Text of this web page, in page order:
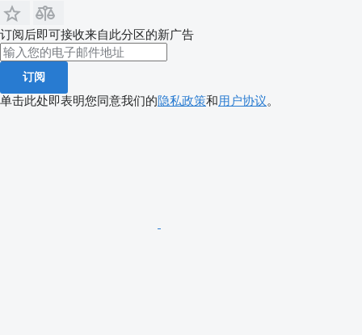
订阅后即可接收来自此分区的新广告
订阅
单击此处即表明您同意我们的隐私政策和用户协议。